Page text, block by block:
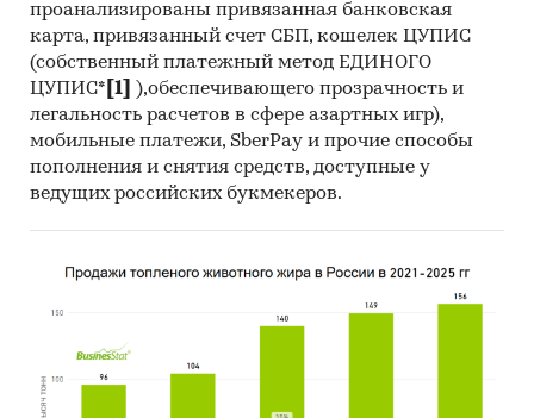
проанализированы привязанная банковская
карта, привязанный счет СБП, кошелек ЦУПИС
(собственный платежный метод ЕДИНОГО
ЦУПИС* [1]
),обеспечивающего прозрачность и
легальность расчетов в сфере азартных игр),
мобильные платежи, SberPay и прочие способы
пополнения и снятия средств, доступные у
ведущих российских букмекеров.